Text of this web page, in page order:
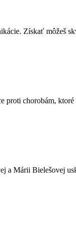
Získať môžeš
proti chorobám, ktoré
a Márii Bielešovej